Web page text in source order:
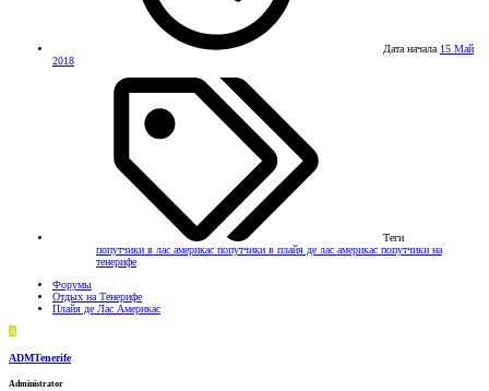
Дата начала 15 Май
2018
Теги
попутчики в лас америкас попутчики в плайя де лас америкас попутчики на
тенерифе
Форумы
Отдых на Тенерифе
Плайя де Лас Америкас
A
ADMTenerife
Administrator